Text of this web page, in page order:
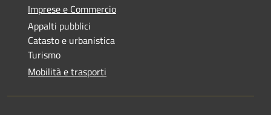
Imprese e Commercio
Appalti pubblici
Catasto e urbanistica
Turismo
Mobilità e trasporti